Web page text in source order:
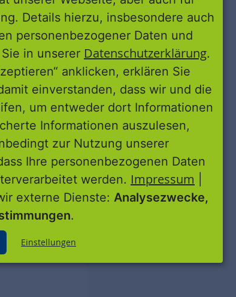
Wirtschaft,
dem
der Stadt
Details hierzu, insbesondere auch
personenbezogener Daten und
in unserer Datenschutzerklärung.
anklicken, erklären Sie
einverstanden, dass wir und die
um entweder dort Informationen
Informationen auszulesen,
zur Nutzung unserer
Ihre personenbezogenen Daten
werden. Impressum
externe Dienste: Analysezwecke,
.
Einstellungen